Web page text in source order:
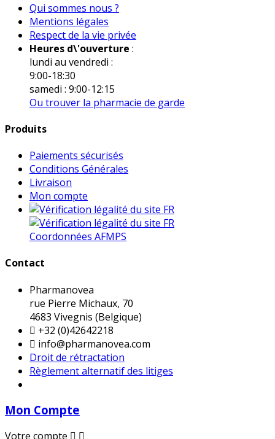
Qui sommes nous ?
Mentions légales
Respect de la vie privée
Heures d\'ouverture :
lundi au vendredi :
9:00-18:30
samedi : 9:00-12:15
Ou trouver la pharmacie de garde
Produits
Paiements sécurisés
Conditions Générales
Livraison
Mon compte
Coordonnées AFMPS
Contact
Pharmanovea
rue Pierre Michaux, 70
4683 Vivegnis (Belgique)
 +32 (0)42642218
 info@pharmanovea.com
Droit de rétractation
Règlement alternatif des litiges
Mon Compte
Votre compte  